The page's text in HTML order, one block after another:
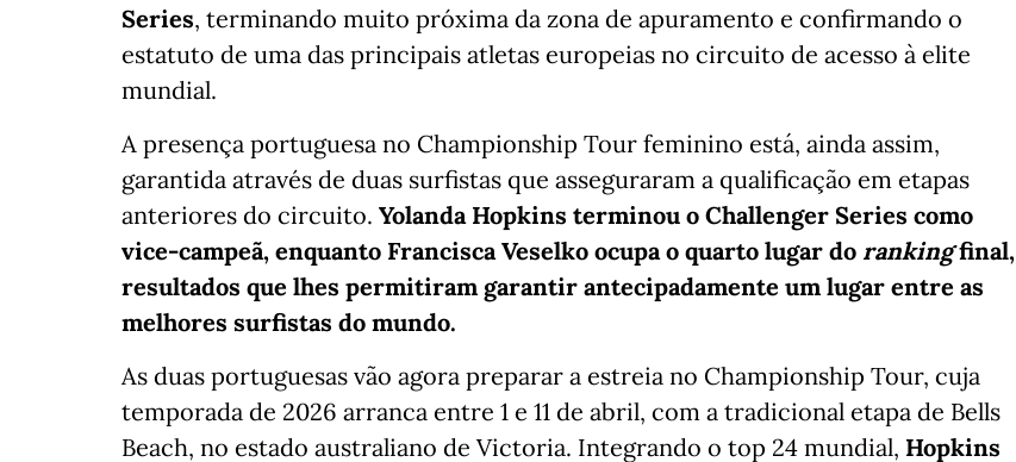
Series, terminando muito próxima da zona de apuramento e confirmando o
estatuto de uma das principais atletas europeias no circuito de acesso à elite
mundial.
A presença portuguesa no Championship Tour feminino está, ainda assim,
garantida através de duas surfistas que asseguraram a qualificação em etapas
anteriores do circuito. Yolanda Hopkins terminou o Challenger Series como
vice-campeã, enquanto Francisca Veselko ocupa o quarto lugar do rankingfinal,
resultados que lhes permitiram garantir antecipadamente um lugar entre as
melhores surfistas do mundo.
As duas portuguesas vão agora preparar a estreia no Championship Tour, cuja
temporada de 2026 arranca entre 1 e 11 de abril, com a tradicional etapa de Bells
Beach, no estado australiano de Victoria. Integrando o top 24 mundial, Hopkins